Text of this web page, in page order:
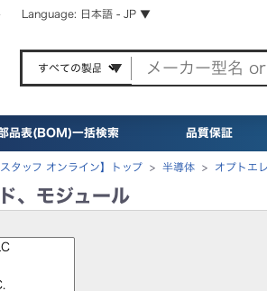
Language: 日本語 - JP ▼
品表(BOM)一括検索 品質保証
タッフ オンライン】トップ > 半導体 > オプトエ
ド、モジュール